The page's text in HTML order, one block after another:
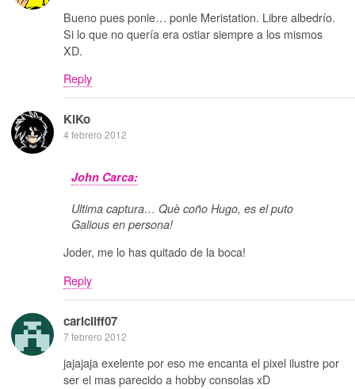
Bueno pues ponle… ponle Meristation. Libre albedrío.
Si lo que no quería era ostiar siempre a los mismos
XD.
Reply
KiKo
4 febrero 2012
John Carca:
Ultima captura… Què coño Hugo, es el puto
Galious en persona!
Joder, me lo has quitado de la boca!
Reply
carlcliff07
7 febrero 2012
jajajaja exelente por eso me encanta el pixel ilustre por
ser el mas parecido a hobby consolas xD